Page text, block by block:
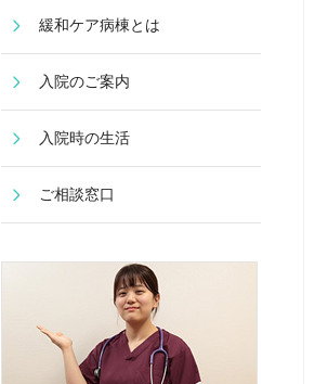
緩和ケア病棟とは
入院のご案内
入院時の生活
ご相談窓口